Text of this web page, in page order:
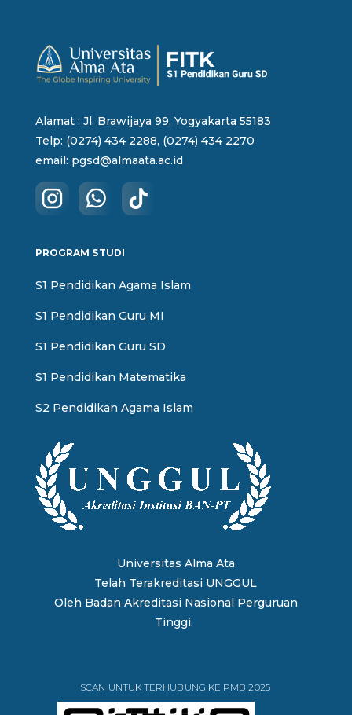
Alamat : Jl. Brawijaya 99, Yogyakarta 55183
Telp: (0274) 434 2288, (0274) 434 2270
email: pgsd@almaata.ac.id
PROGRAM STUDI
S1 Pendidikan Agama Islam
S1 Pendidikan Guru MI
S1 Pendidikan Guru SD
S1 Pendidikan Matematika
S2 Pendidikan Agama Islam
Universitas Alma Ata
Telah Terakreditasi UNGGUL
Oleh Badan Akreditasi Nasional Perguruan
Tinggi.
SCAN UNTUK TERHUBUNG KE PMB 2025